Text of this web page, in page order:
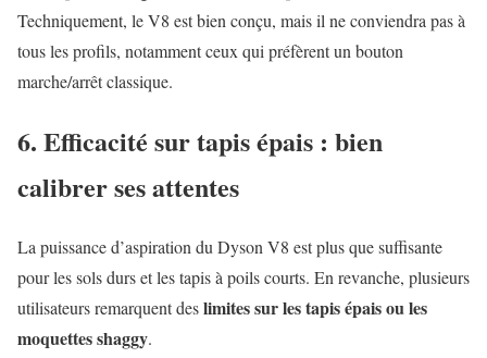
Techniquement, le V8 est bien conçu, mais il ne conviendra pas à
tous les profils, notamment ceux qui préfèrent un bouton
marche/arrêt classique.
6. Efficacité sur tapis épais : bien
calibrer ses attentes
La puissance d’aspiration du Dyson V8 est plus que suffisante
pour les sols durs et les tapis à poils courts. En revanche, plusieurs
utilisateurs remarquent deslimites sur les tapis épais ou les
moquettes shaggy.